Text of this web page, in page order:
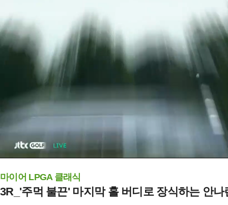
마이어 LPGA 클래식
3R_'주먹 불끈' 마지막 홀 버디로 장식하는 안나